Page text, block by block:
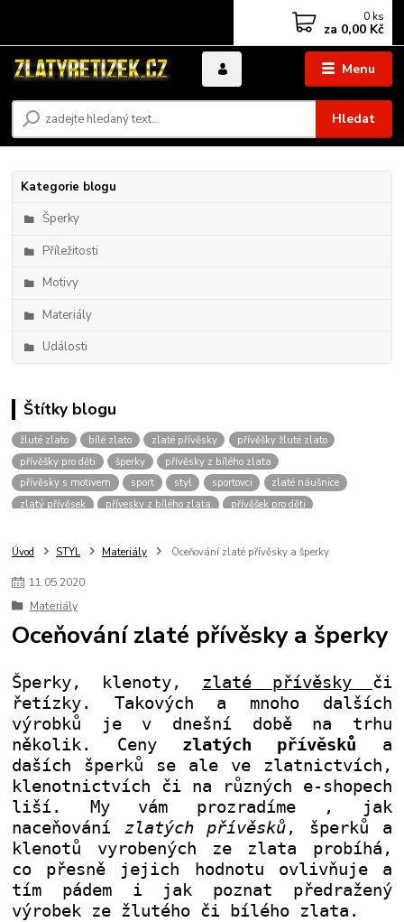
Menu
Hledat
0 ks
za 0,00 Kč
Kategorie blogu
Šperky
Příležitosti
Motivy
Materiály
Události
Štítky blogu
žluté zlato bílé zlato zlaté přívěsky
přívěšky žluté zlato
přívěšky pro děti
šperky
přívěsky z bílého zlata
přívěsky s motivem
sport styl sportovci
zlaté náušnice
zlatý přívěsek
přívesky z bílého zlata
přívěšek pro děti
přívěšky pro muže
přívěšky pro chlapce
přívěšky zvíře
pro štěstí
dvoubarevné přívěšky
přívěšky bílé zlato
přívěšek pro dítě
zlaté řetízky kombinace zlata
zirkony
přívěšky pro pány
přívěšky pro hochy
přívěšek pro kluka
přívěšek-kamínek
náramky zlatý řetízek přívěsky fotbal
Úvod STYL Materiály Oceňování zlaté přívěsky a šperky
11.05.2020
Materiály
Oceňování zlaté přívěsky a šperky
Šperky, klenoty, zlaté přívěsky či
řetízky. Takových a mnoho dalších
výrobků je v dnešní době na trhu
několik. Ceny zlatých přívěsků a
daších šperků se ale ve zlatnictvích,
klenotnictvích či na různých e-shopech
liší. My vám prozradíme , jak
naceňování zlatých přívěsků, šperků a
klenotů vyrobených ze zlata probíhá,
co přesně jejich hodnotu ovlivňuje a
tím pádem i jak poznat předražený
výrobek ze žlutého či bílého zlata.